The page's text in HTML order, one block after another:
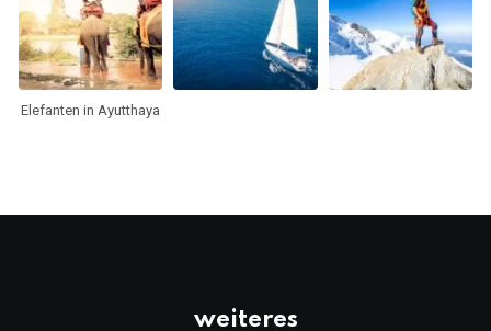
Elefanten in Ayutthaya
weiteres